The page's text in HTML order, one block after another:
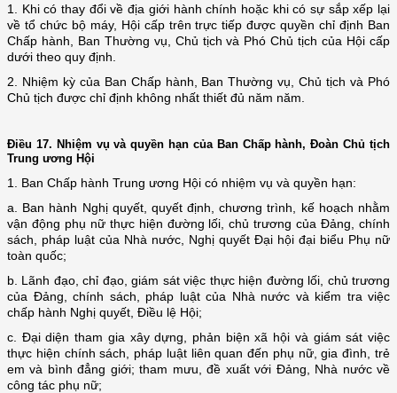
1. Khi có thay đổi về địa giới hành chính hoặc khi có sự sắp xếp lại
về tổ chức bộ máy, Hội cấp trên trực tiếp được quyền chỉ định Ban
Chấp hành, Ban Thường vụ, Chủ tịch và Phó Chủ tịch của Hội cấp
dưới theo quy định.
2. Nhiệm kỳ của Ban Chấp hành, Ban Thường vụ, Chủ tịch và Phó
Chủ tịch được chỉ định không nhất thiết đủ năm năm.
Điều 17. Nhiệm vụ và quyền hạn của Ban Chấp hành, Đoàn Chủ tịch
Trung ương Hội
1. Ban Chấp hành Trung ương Hội có nhiệm vụ và quyền hạn:
a. Ban hành Nghị quyết, quyết định, chương trình, kế hoạch nhằm
vận động phụ nữ thực hiện đường lối, chủ trương của Đảng, chính
sách, pháp luật của Nhà nước, Nghị quyết Đại hội đại biểu Phụ nữ
toàn quốc;
b. Lãnh đạo, chỉ đạo, giám sát việc thực hiện đường lối, chủ trương
của Đảng, chính sách, pháp luật của Nhà nước và kiểm tra việc
chấp hành Nghị quyết, Điều lệ Hội;
c. Đại diện tham gia xây dựng, phản biện xã hội và giám sát việc
thực hiện chính sách, pháp luật liên quan đến phụ nữ, gia đình, trẻ
em và bình đẳng giới; tham mưu, đề xuất với Đảng, Nhà nước về
công tác phụ nữ;